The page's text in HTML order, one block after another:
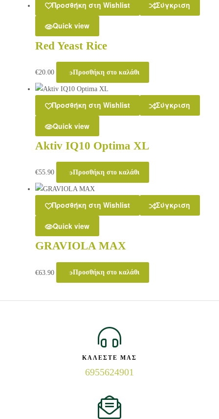
Προσθήκη στη Wishlist Σύγκριση
Quick view
Red Yeast Rice
€20.00 Προσθήκη στο καλάθι
Προσθήκη στη Wishlist Σύγκριση
Quick view
Aktiv IQ10 Optima XL
€55.90 Προσθήκη στο καλάθι
Προσθήκη στη Wishlist Σύγκριση
Quick view
GRAVIOLA MAX
€63.90 Προσθήκη στο καλάθι
ΚΑΛΕΣΤΕ ΜΑΣ
6955624901